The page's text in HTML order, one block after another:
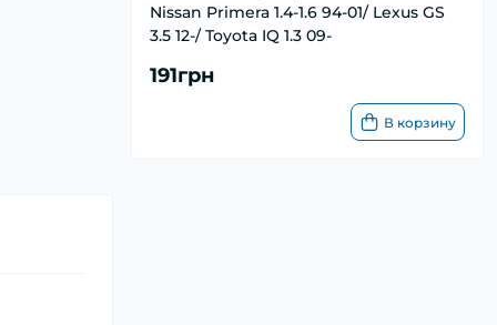
Nissan Primera 1.4-1.6 94-01/ Lexus GS
3.5 12-/ Toyota IQ 1.3 09-
191грн
В корзину